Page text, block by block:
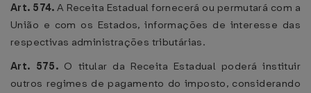
Art. 574. A Receita Estadual fornecerá ou permutará com a
União e com os Estados, informações de interesse das
respectivas administrações tributárias.
Art. 575. O titular da Receita Estadual poderá instituir
outros regimes de pagamento do imposto, considerando